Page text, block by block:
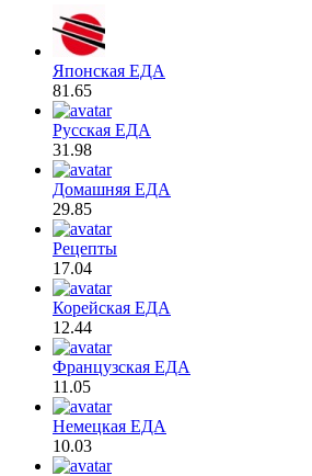
Японская ЕДА
81.65
Русская ЕДА
31.98
Домашняя ЕДА
29.85
Рецепты
17.04
Корейская ЕДА
12.44
Французская ЕДА
11.05
Немецкая ЕДА
10.03